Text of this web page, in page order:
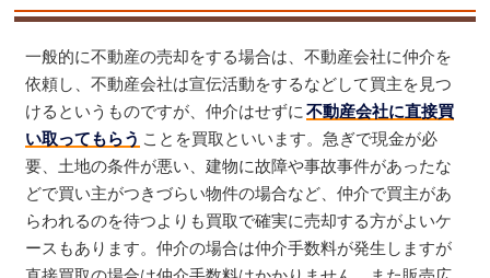
一般的に不動産の売却をする場合は、不動産会社に仲介を
依頼し、不動産会社は宣伝活動をするなどして買主を見つ
けるというものですが、仲介はせずに 不動産会社に直接買
い取ってもらう ことを買取といいます。急ぎで現金が必
要、土地の条件が悪い、建物に故障や事故事件があったな
どで買い主がつきづらい物件の場合など、仲介で買主があ
らわれるのを待つよりも買取で確実に売却する方がよいケ
ースもあります。仲介の場合は仲介手数料が発生しますが